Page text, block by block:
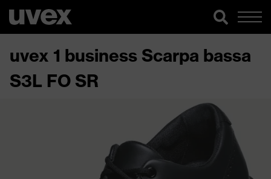
uvex 1 business Scarpa bassa
S3L FO SR